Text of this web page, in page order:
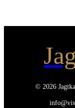
© 2026